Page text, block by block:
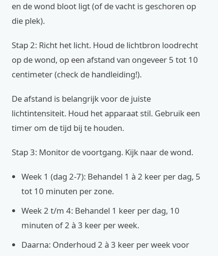
en de wond bloot ligt (of de vacht is geschoren op
die plek).
Stap 2: Richt het licht. Houd de lichtbron loodrecht
op de wond, op een afstand van ongeveer 5 tot 10
centimeter (check de handleiding!).
De afstand is belangrijk voor de juiste
lichtintensiteit. Houd het apparaat stil. Gebruik een
timer om de tijd bij te houden.
Stap 3: Monitor de voortgang. Kijk naar de wond.
Week 1 (dag 2-7): Behandel 1 à 2 keer per dag, 5
tot 10 minuten per zone.
Week 2 t/m 4: Behandel 1 keer per dag, 10
minuten of 2 à 3 keer per week.
Daarna: Onderhoud 2 à 3 keer per week voor